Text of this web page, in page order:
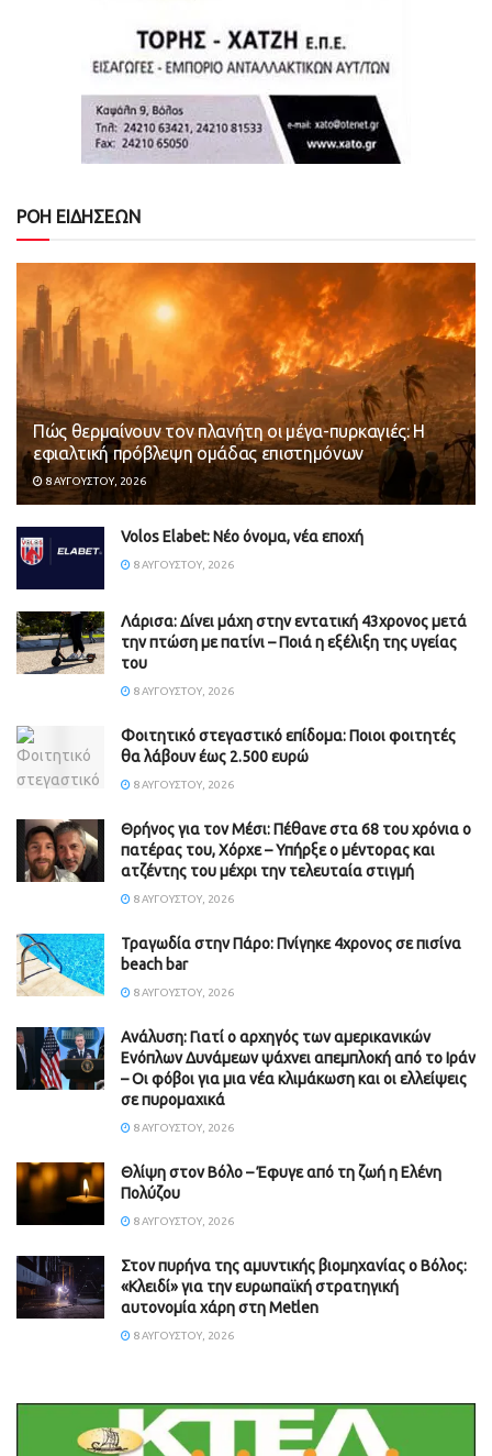
ΡΟΗ ΕΙΔΗΣΕΩΝ
Πώς θερμαίνουν τον πλανήτη οι μέγα-πυρκαγιές: Η
εφιαλτική πρόβλεψη ομάδας επιστημόνων
8 ΑΥΓΟΎΣΤΟΥ, 2026
Volos Elabet: Νέο όνομα, νέα εποχή
8 ΑΥΓΟΎΣΤΟΥ, 2026
Λάρισα: Δίνει μάχη στην εντατική 43χρονος μετά
την πτώση με πατίνι – Ποιά η εξέλιξη της υγείας
του
8 ΑΥΓΟΎΣΤΟΥ, 2026
Φοιτητικό στεγαστικό επίδομα: Ποιοι φοιτητές
θα λάβουν έως 2.500 ευρώ
8 ΑΥΓΟΎΣΤΟΥ, 2026
Θρήνος για τον Μέσι: Πέθανε στα 68 του χρόνια ο
πατέρας του, Χόρχε – Υπήρξε ο μέντορας και
ατζέντης του μέχρι την τελευταία στιγμή
8 ΑΥΓΟΎΣΤΟΥ, 2026
Τραγωδία στην Πάρο: Πνίγηκε 4χρονος σε πισίνα
beach bar
8 ΑΥΓΟΎΣΤΟΥ, 2026
Ανάλυση: Γιατί ο αρχηγός των αμερικανικών
Ενόπλων Δυνάμεων ψάχνει απεμπλοκή από το Ιράν
– Οι φόβοι για μια νέα κλιμάκωση και οι ελλείψεις
σε πυρομαχικά
8 ΑΥΓΟΎΣΤΟΥ, 2026
Θλίψη στον Βόλο – Έφυγε από τη ζωή η Ελένη
Πολύζου
8 ΑΥΓΟΎΣΤΟΥ, 2026
Στον πυρήνα της αμυντικής βιομηχανίας ο Βόλος:
«Κλειδί» για την ευρωπαϊκή στρατηγική
αυτονομία χάρη στη Metlen
8 ΑΥΓΟΎΣΤΟΥ, 2026